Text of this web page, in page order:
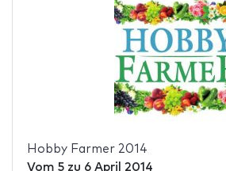
Hobby Farmer 2014
Vom 5zu 6 April 2014